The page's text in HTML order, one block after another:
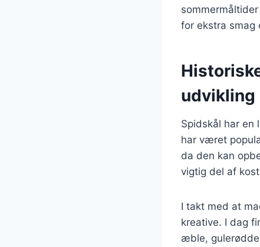
for ekstra smag
udvikling
Spidskål har en
har været
da den kan
vigtig del af
I takt med at
kreative. I dag
æble,